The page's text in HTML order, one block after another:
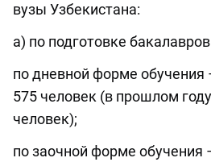
вузы Узбекистана:
а) по подготовке
по дневной форме обучения
575 человек (в прошлом
человек);
по заочной форме обучения